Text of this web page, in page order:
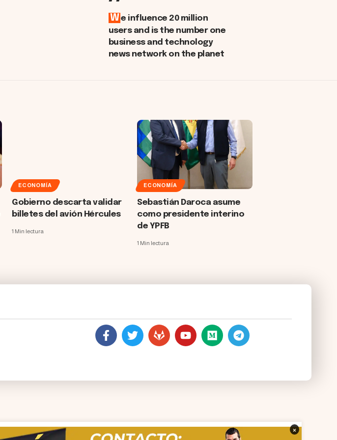
×
W e influence 20 million
users and is the number one
business and technology
news network on the planet
ECONOMÍA
Gobierno descarta validar
billetes del avión Hércules
1 Min lectura
ECONOMÍA
Sebastián Daroca asume
como presidente interino
de YPFB
1 Min lectura